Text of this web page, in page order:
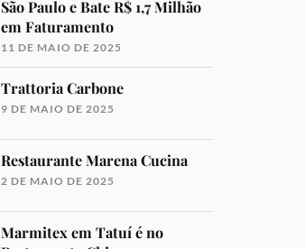
São Paulo e Bate R$ 1,7 Milhão
em Faturamento
11 DE MAIO DE 2025
Trattoria Carbone
9 DE MAIO DE 2025
Restaurante Marena Cucina
2 DE MAIO DE 2025
Marmitex em Tatuí é no